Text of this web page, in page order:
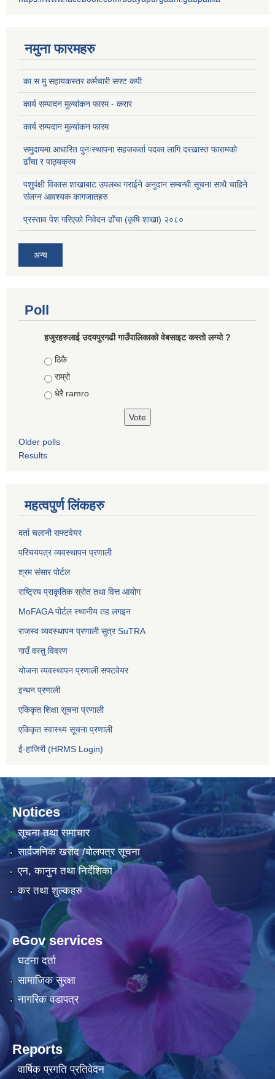
नमुना फारमहरु
का स मु सहायकस्तर कर्मचारी सफ्ट कपी
कार्य सम्पादन मुल्यांकन फारम - करार
कार्य सम्पदान मुल्यांकन फारम
समुदायमा आधारित पुनःस्थापना सहजकर्ता पदका लागि दरखास्त फारामको
ढाँचा र पाठ्यक्रम
पशुपंक्षी विकास शाखाबाट उपलब्ध गराईने अनुदान सम्बन्धी सूचना साथै चाहिने
संलग्न आवश्यक कागजातहरु
प्रस्ताव पेश गरिएको निवेदन ढाँचा (कृषि शाखा) २०८०
अन्य
Poll
हजुरहरुलाई उदयपुरगढी गाउँपालिकाको वेबसाइट कस्तो लग्यो ?
Choices
ठिकै
राम्रो
धेरै ramro
Older polls
Results
महत्वपुर्ण लिंकहरु
दर्ता चलानी सफ्टवेयर
परिचयपत्र व्यवस्थापन प्रणाली
श्रम संसार पोर्टल
राष्ट्रिय प्राकृतिक स्रोत तथा वित्त आयोग
MoFAGA पोर्टल स्थानीय तह लगइन
राजस्व व्यवस्थापन प्रणाली सुत्र SuTRA
गाउँ वस्तु विवरण
योजना व्यवस्थापन प्रणाली सफ्टवेयर
इन्धन प्रणाली
एकिकृत शिक्षा सूचना प्रणाली
एकिकृत स्वास्थ्य सूचना प्रणाली
ई-हाजिरी (HRMS Login)
Notices
सूचना तथा समाचार
सार्वजनिक खरीद /बोलपत्र सूचना
एन, कानुन तथा निर्देशिका
कर तथा शुल्कहरु
eGov services
घटना दर्ता
सामाजिक सुरक्षा
नागरिक वडापत्र
Reports
वार्षिक प्रगति प्रतिवेदन